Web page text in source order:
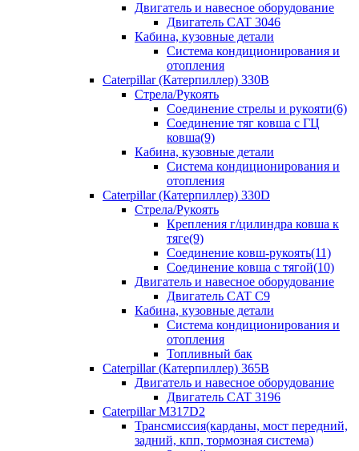
Двигатель и навесное оборудование
Двигатель CAT 3046
Кабина, кузовные детали
Система кондиционирования и
отопления
Caterpillar (Катерпиллер) 330B
Стрела/Рукоять
Соединение стрелы и рукояти(6)
Соединение тяг ковша с ГЦ
ковша(9)
Кабина, кузовные детали
Система кондиционирования и
отопления
Caterpillar (Катерпиллер) 330D
Стрела/Рукоять
Крепления г/цилиндра ковша к
тяге(9)
Соединение ковш-рукоять(11)
Соединение ковша с тягой(10)
Двигатель и навесное оборудование
Двигатель CAT C9
Кабина, кузовные детали
Система кондиционирования и
отопления
Топливный бак
Caterpillar (Катерпиллер) 365B
Двигатель и навесное оборудование
Двигатель CAT 3196
Caterpillar M317D2
Трансмиссия(карданы, мост передний,
задний, кпп, тормозная система)